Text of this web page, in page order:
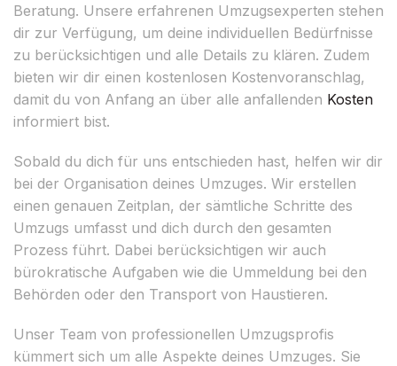
Beratung. Unsere erfahrenen Umzugsexperten stehen
dir zur Verfügung, um deine individuellen Bedürfnisse
zu berücksichtigen und alle Details zu klären. Zudem
bieten wir dir einen kostenlosen Kostenvoranschlag,
damit du von Anfang an über alle anfallenden Kosten
informiert bist.
Sobald du dich für uns entschieden hast, helfen wir dir
bei der Organisation deines Umzuges. Wir erstellen
einen genauen Zeitplan, der sämtliche Schritte des
Umzugs umfasst und dich durch den gesamten
Prozess führt. Dabei berücksichtigen wir auch
bürokratische Aufgaben wie die Ummeldung bei den
Behörden oder den Transport von Haustieren.
Unser Team von professionellen Umzugsprofis
kümmert sich um alle Aspekte deines Umzuges. Sie